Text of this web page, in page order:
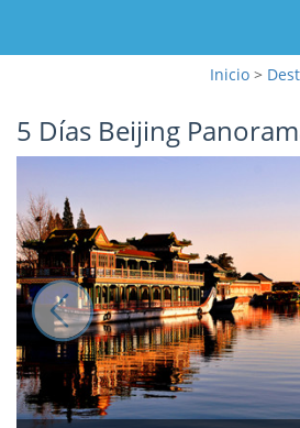
Inicio >
5 Días Beijing